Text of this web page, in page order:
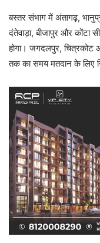
बस्तर संभाग में अंतागढ़,
दंतेवाड़ा, बीजापुर और कोंटा
होगा। जगदलपुर,
तक का समय मतदान के लिए